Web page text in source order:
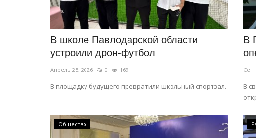
В школе Павлодарской области
устроили дрон-футбол
Апрель 25, 2026 0 169
В площадку будущего превратили школьный спортзал.
В
В
Общество